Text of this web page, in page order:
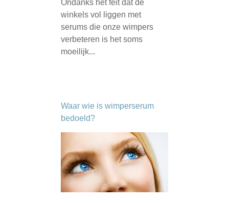
Ondanks het feit dat de
winkels vol liggen met
serums die onze wimpers
verbeteren is het soms
moeilijk...
Waar wie is wimperserum
bedoeld?